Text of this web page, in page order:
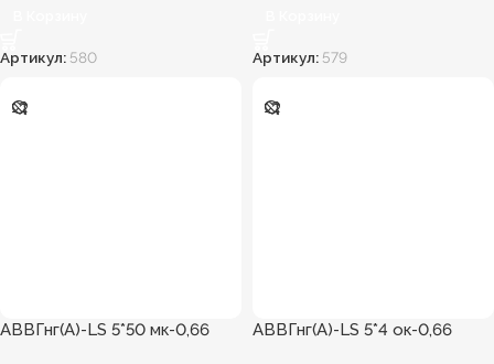
Артикул: 580 Артикул: 579
АВВГнг(А)-LS 5*50 мк-0,66 АВВГнг(А)-LS 5*4 ок-0,66